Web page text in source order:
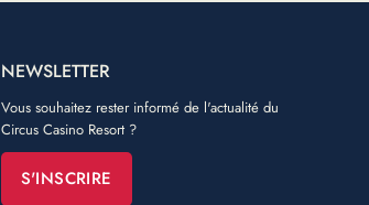
NEWSLETTER
Vous souhaitez rester informé de l'actualité du
Circus Casino Resort ?
S'INSCRIRE